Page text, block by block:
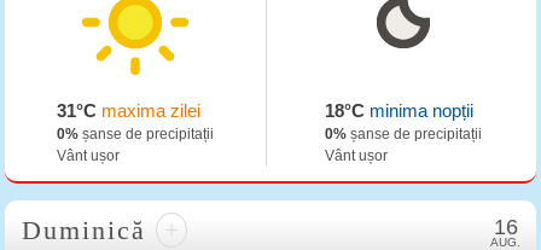
31°C maxima zilei
0% șanse de precipitații
Vânt ușor
18°Cminima nopții
0%șanse de precipitații
Vânt ușor
Duminică + 16
AUG.